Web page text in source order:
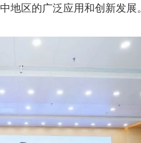
地区的广泛应用和创新发展。